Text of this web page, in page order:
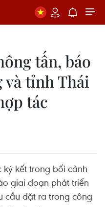
tấn, báo
tỉnh Thái
tác
kết trong bối cảnh
giai đoạn phát triển
cầu đặt ra trong công